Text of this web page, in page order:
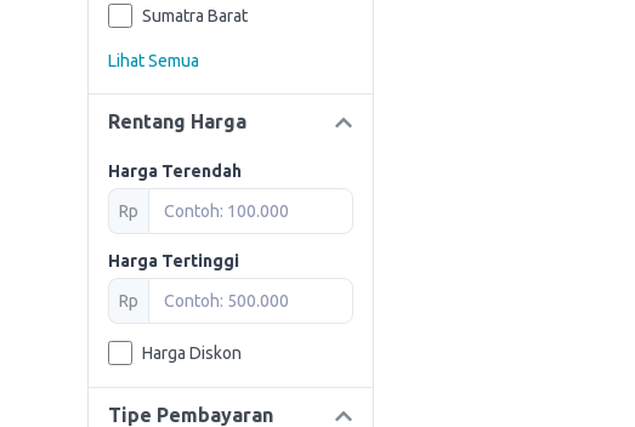
Sumatra Barat
Lihat Semua
Rentang Harga
Harga Terendah
Rp
Harga Tertinggi
Rp
Harga Diskon
Tipe Pembayaran